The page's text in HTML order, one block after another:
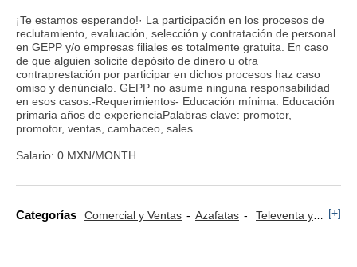
¡Te estamos esperando!· La participación en los procesos de
reclutamiento, evaluación, selección y contratación de personal
en GEPP y/o empresas filiales es totalmente gratuita. En caso
de que alguien solicite depósito de dinero u otra
contraprestación por participar en dichos procesos haz caso
omiso y denúncialo. GEPP no asume ninguna responsabilidad
en esos casos.-Requerimientos- Educación mínima: Educación
primaria años de experienciaPalabras clave: promoter,
promotor, ventas, cambaceo, sales
Salario: 0 MXN/MONTH.
Categorías Comercial y Ventas Azafatas Televenta y Marketing Telefónico [+]